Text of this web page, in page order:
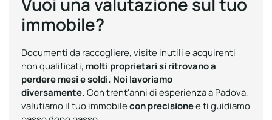
immobile?
Documenti da raccogliere, visite inutili e acquirenti
non qualificati, molti proprietari si ritrovano a
perdere mesi e soldi. Noi lavoriamo
diversamente.Con trent'anni di esperienza a Padova,
valutiamo il tuo immobilecon precisionee ti guidiamo